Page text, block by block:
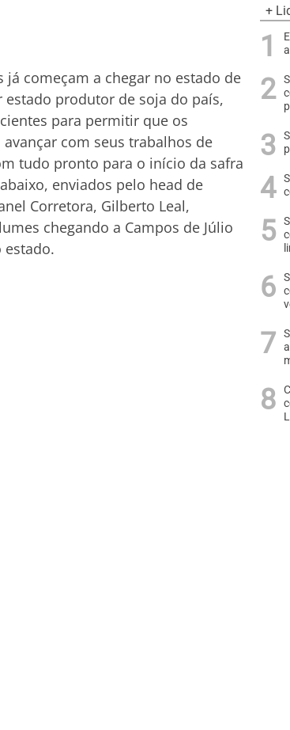
já começam a chegar no estado de
estado produtor de soja do país,
para permitir que os
com seus trabalhos de
tudo pronto para o início da safra
enviados pelo head de
Corretora, Gilberto Leal,
chegando a Campos de Júlio
estado.
+